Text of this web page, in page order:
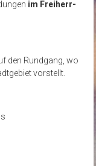
im Freiherr-
den Rundgang, wo
vorstellt.